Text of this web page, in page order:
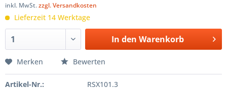
inkl. MwSt.zzgl. Versandkosten
Lieferzeit 14 Werktage
In den Warenkorb
Merken Bewerten
Artikel-Nr.:
RSX101.3